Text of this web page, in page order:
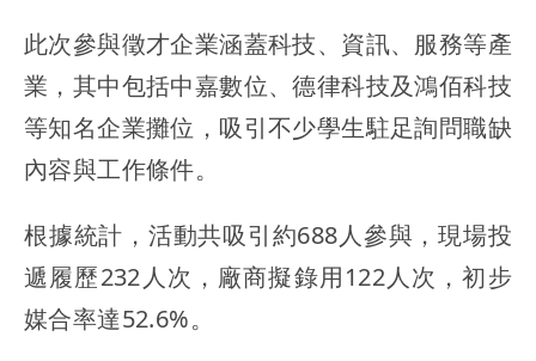
此次參與徵才企業涵蓋科技、資訊、服務等產
業，其中包括中嘉數位、德律科技及鴻佰科技
等知名企業攤位，吸引不少學生駐足詢問職缺
內容與工作條件。
根據統計，活動共吸引約688人參與，現場投
遞履歷232人次，廠商擬錄用122人次，初步
媒合率達52.6%。